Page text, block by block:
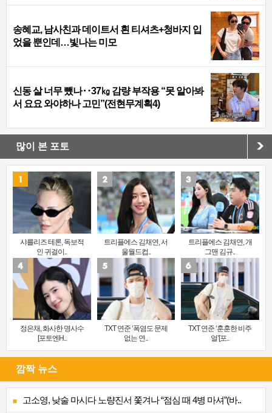
송혜교, 남사친과 데이트서 흰 티셔츠+청바지 입
었을 뿐인데…빛나는 미모
신동 살 너무 뺐나‥37㎏ 감량 부작용 “못 알아봐
서 요요 와야하나 고민”(전현무계획4)
많이 본 포토
샤를리즈 테론, 독보적
인 귀걸이..
트리플에스 김채연, 서
울월드컵..
트리플에스 김채연, 개
그맨 김규..
정은채, 화사한 명사수
[포토엔H..
TXT 연준 ‘폭염도 문제
없는 연..
TXT 연준 ‘훈훈한 비주
얼’[포..
깜짝 뉴스
고소영, 낮술 마시다 노량진서 쫓겨나 “점심 때 4병 마셔”(바..